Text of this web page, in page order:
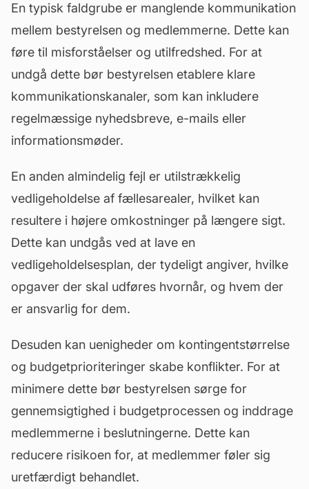
En typisk faldgrube er manglende kommunikation
mellem bestyrelsen og medlemmerne. Dette kan
føre til misforståelser og utilfredshed. For at
undgå dette bør bestyrelsen etablere klare
kommunikationskanaler, som kan inkludere
regelmæssige nyhedsbreve, e-mails eller
informationsmøder.
En anden almindelig fejl er utilstrækkelig
vedligeholdelse af fællesarealer, hvilket kan
resultere i højere omkostninger på længere sigt.
Dette kan undgås ved at lave en
vedligeholdelsesplan, der tydeligt angiver, hvilke
opgaver der skal udføres hvornår, og hvem der
er ansvarlig for dem.
Desuden kan uenigheder om kontingentstørrelse
og budgetprioriteringer skabe konflikter. For at
minimere dette bør bestyrelsen sørge for
gennemsigtighed i budgetprocessen og inddrage
medlemmerne i beslutningerne. Dette kan
reducere risikoen for, at medlemmer føler sig
uretfærdigt behandlet.